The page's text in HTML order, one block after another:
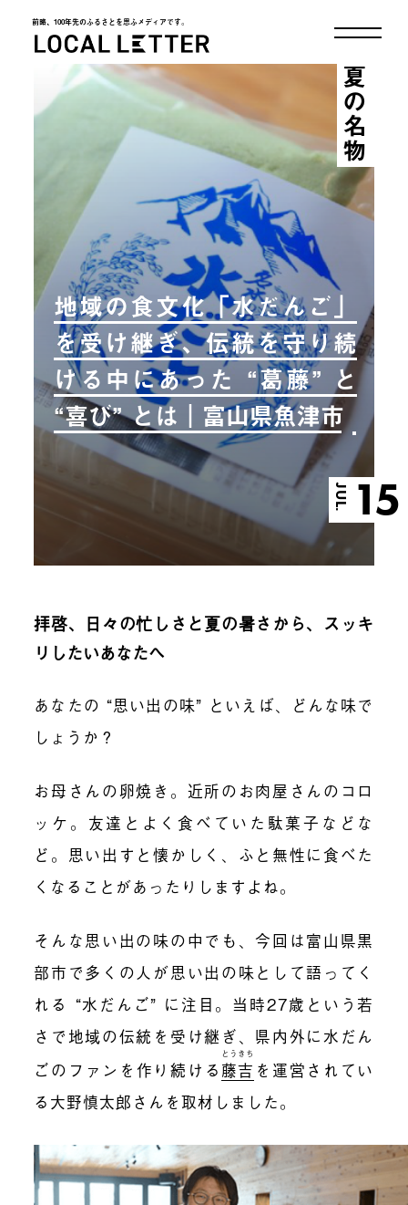
前略、100年先のふるさとを思ふメディアです。
LOCAL LETTER
地域の食文化「水だんご」
を受け継ぎ、伝統を守り続
ける中にあった “葛藤” と
“喜び” とは｜富山県魚津市
JUL. 15
夏の名物
拝啓、日々の忙しさと夏の暑さから、スッキ
リしたいあなたへ
あなたの “思い出の味” といえば、どんな味で
しょうか？
お母さんの卵焼き。近所のお肉屋さんのコロ
ッケ。友達とよく食べていた駄菓子などな
ど。思い出すと懐かしく、ふと無性に食べた
くなることがあったりしますよね。
そんな思い出の味の中でも、今回は富山県黒
部市で多くの人が思い出の味として語ってく
れる “水だんご” に注目。当時27歳という若
さで地域の伝統を受け継ぎ、県内外に水だん
ごのファンを作り続ける 藤吉
とうきち
を運営されてい
る大野慎太郎さんを取材しました。